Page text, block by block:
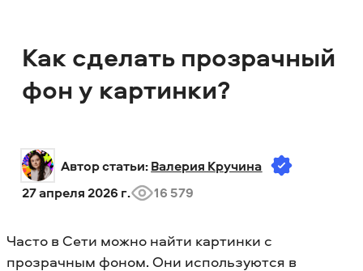
Как сделать прозрачный
фон у картинки?
Автор статьи: Валерия Кручина
27 апреля 2026 г.
16 579
Часто в Сети можно найти картинки с
прозрачным фоном. Они используются в